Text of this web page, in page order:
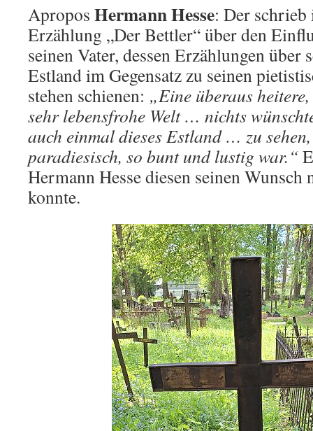
Apropos Hermann Hesse: Der schrieb
Erzählung „Der Bettler“ über den
seinen Vater, dessen Erzählungen
Estland im Gegensatz zu seinen
stehen schienen: „Eine überaus
sehr lebensfrohe Welt … nichts
auch einmal dieses Estland … zu
paradiesisch, so bunt und lustig war.“
Hermann Hesse diesen seinen
konnte.